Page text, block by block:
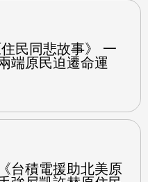
民同悲故事》 一
端原民迫遷命運
台積電援助北美原